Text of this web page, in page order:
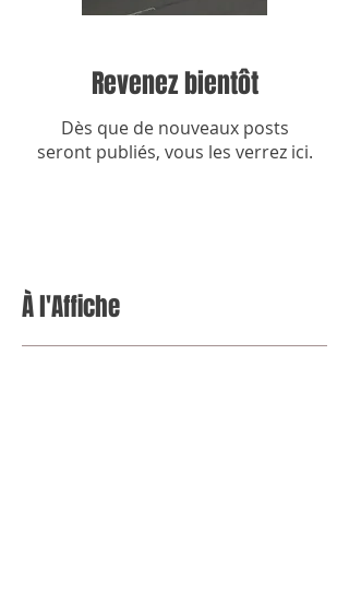
Revenez bientôt
Dès que de nouveaux posts
seront publiés, vous les verrez ici.
À l'Affiche